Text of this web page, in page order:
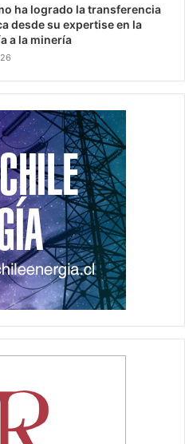
ha logrado la transferencia
desde su expertise en la
a la minería